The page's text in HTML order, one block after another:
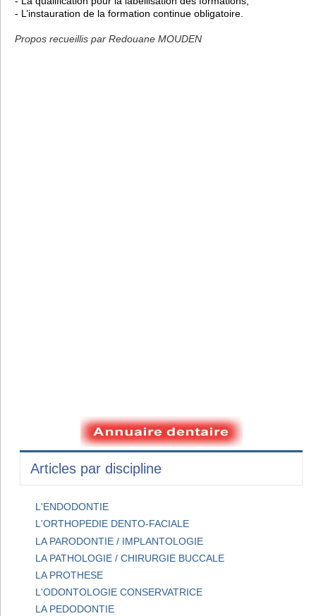
- L’instauration de la formation continue obligatoire.
Propos recueillis par Redouane MOUDEN
Articles par discipline
L'ENDODONTIE
L'ORTHOPEDIE DENTO-FACIALE
LA PARODONTIE / IMPLANTOLOGIE
LA PATHOLOGIE / CHIRURGIE BUCCALE
LA PROTHESE
L'ODONTOLOGIE CONSERVATRICE
LA PEDODONTIE